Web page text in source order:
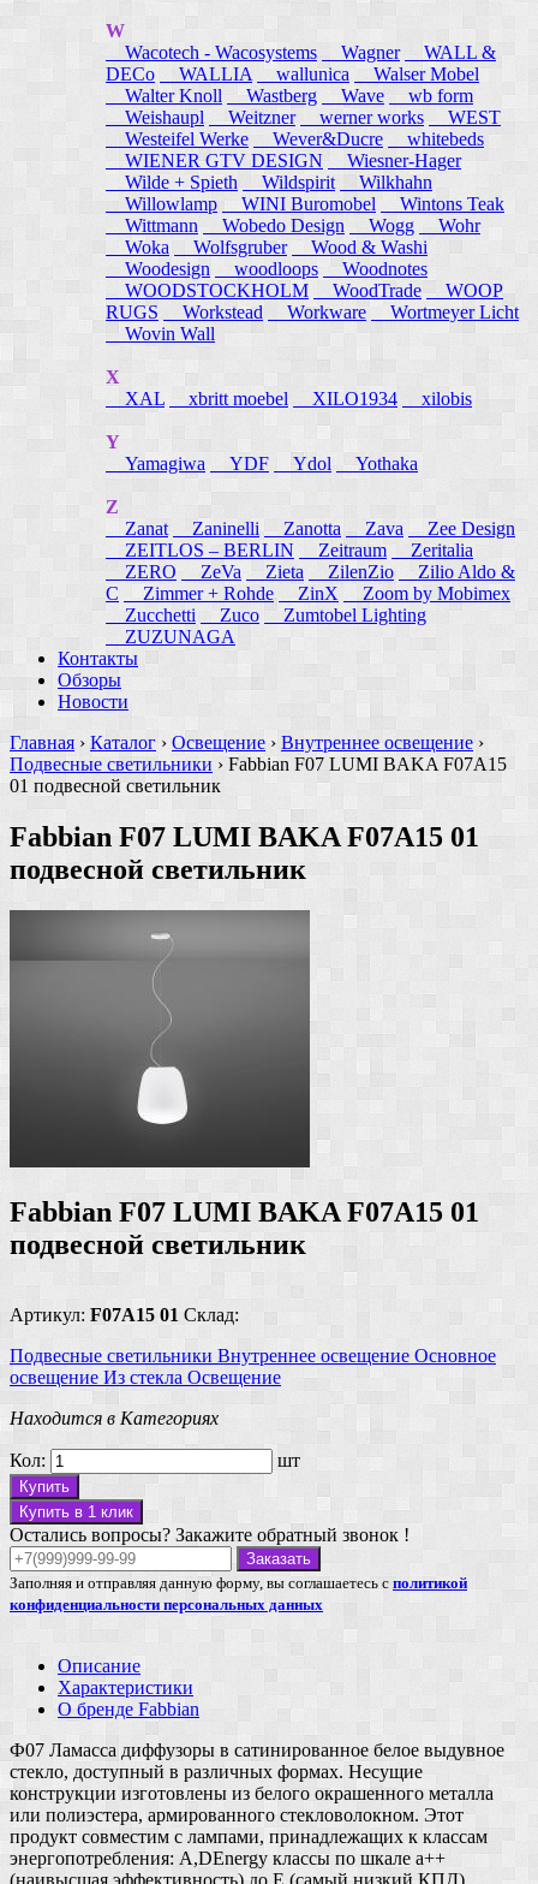
W
Wacotech - Wacosystems
Wagner
WALL &
DECo
WALLIA wallunica
Walser Mobel
Walter Knoll
Wastberg Wave
wb form
Weishaupl
Weitzner werner works
WEST
Westeifel Werke
Wever&Ducre
whitebeds
WIENER GTV DESIGN
Wiesner-Hager
Wilde + Spieth
Wildspirit
Wilkhahn
Willowlamp
WINI Buromobel
Wintons Teak
Wittmann
Wobedo Design Wogg
Wohr
Woka
Wolfsgruber
Wood & Washi
Woodesign
woodloops
Woodnotes
WOODSTOCKHOLM
WoodTrade
WOOP
RUGS
Workstead Workware
Wortmeyer Licht
Wovin Wall
X
XAL
xbritt moebel XILO1934 xilobis
Y
Yamagiwa
YDF Ydol Yothaka
Z
Zanat
Zaninelli Zanotta Zava
Zee Design
ZEITLOS – BERLIN
Zeitraum
Zeritalia
ZERO
ZeVa Zieta ZilenZio
Zilio Aldo &
C
Zimmer + Rohde ZinX
Zoom by Mobimex
Zucchetti
Zuco
Zumtobel Lighting
ZUZUNAGA
Контакты
Обзоры
Новости
Главная › Каталог › Освещение › Внутреннее освещение ›
Подвесные светильники › Fabbian F07 LUMI BAKA F07A15
01 подвесной светильник
Fabbian F07 LUMI BAKA F07A15 01
подвесной светильник
Fabbian F07 LUMI BAKA F07A15 01
подвесной светильник
Артикул: F07A15 01 Склад:
Подвесные светильники Внутреннее освещение Основное
освещение Из стекла Освещение
Находится в Категориях
Кол: шт
Купить
Купить в 1 клик
Остались вопросы? Закажите обратный звонок !
Заказать
Заполняя и отправляя данную форму, вы соглашаетесь с политикой
конфиденциальности персональных данных
Описание
Характеристики
О бренде Fabbian
Ф07 Ламасса диффузоры в сатинированное белое выдувное
стекло, доступный в различных формах. Несущие
конструкции изготовлены из белого окрашенного металла
или полиэстера, армированного стекловолокном. Этот
продукт совместим с лампами, принадлежащих к классам
энергопотребления: А,DEnergy классы по шкале а++
(наивысшая эффективность) до Е (самый низкий КПД).